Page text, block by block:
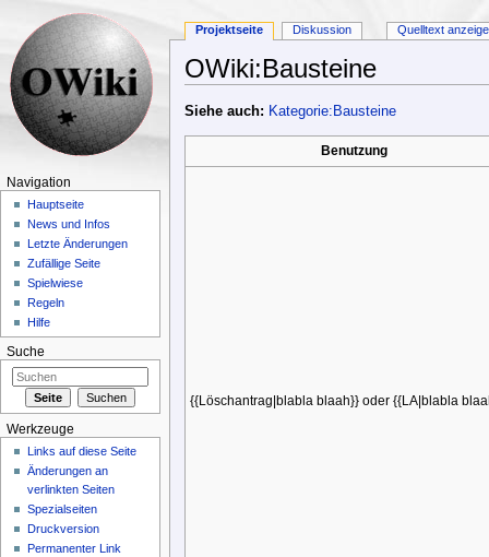
OWiki:Bausteine
Siehe auch: Kategorie:Bausteine
Benutzung
{{Löschantrag|blabla blaah}} oder {{LA|blabla
Projektseite Diskussion Quelltext
Navigation
Hauptseite
News und Infos
Letzte Änderungen
Zufällige Seite
Spielwiese
Regeln
Hilfe
Suche
Werkzeuge
Links auf diese Seite
Änderungen an
verlinkten Seiten
Spezialseiten
Druckversion
Permanenter Link